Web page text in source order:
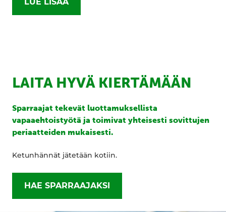
LAITA HYVÄ KIERTÄMÄÄN
Sparraajat tekevät luottamuksellista
vapaaehtoistyötä ja toimivat yhteisesti sovittujen
periaatteiden mukaisesti.
Ketunhännät jätetään kotiin.
HAE SPARRAAJAKSI